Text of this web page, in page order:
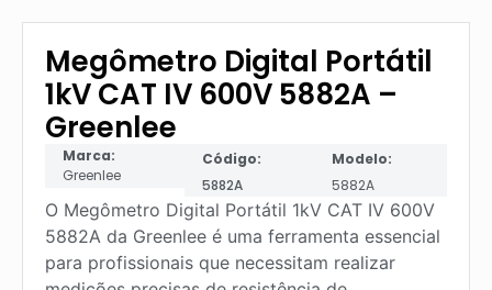
Megômetro Digital Portátil
1kV CAT IV 600V 5882A –
Greenlee
Marca:
Greenlee
Código:
5882A
Modelo:
5882A
O Megômetro Digital Portátil 1kV CAT IV 600V
5882A da Greenlee é uma ferramenta essencial
para profissionais que necessitam realizar